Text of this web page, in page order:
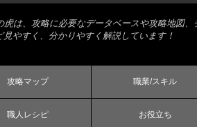
虎は、攻略に必要なデータベースや攻略地図、
見やすく、分かりやすく解説しています！
攻略マップ 職業/スキル
職人レシピ お役立ち